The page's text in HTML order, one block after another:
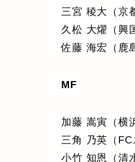
三宮 稜大（京
久松 大燿（興
佐藤 海宏（鹿
MF
加藤 嵩寅（横
三角 乃英（FC
小竹 知恩（清